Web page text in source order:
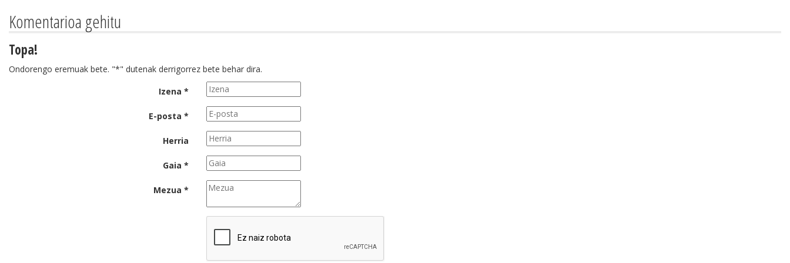
Komentarioa gehitu
Topa!
Ondorengo eremuak bete. "*" dutenak derrigorrez bete behar dira.
Izena *
E-posta *
Herria
Gaia *
Mezua *